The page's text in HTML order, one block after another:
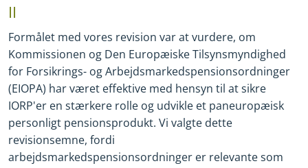
II
Formålet med vores revision var at vurdere, om
Kommissionen og Den Europæiske Tilsynsmyndighed
for Forsikrings- og Arbejdsmarkedspensionsordninger
(EIOPA) har været effektive med hensyn til at sikre
IORP'er en stærkere rolle og udvikle et paneuropæisk
personligt pensionsprodukt. Vi valgte dette
revisionsemne, fordi
arbejdsmarkedspensionsordninger er relevante som